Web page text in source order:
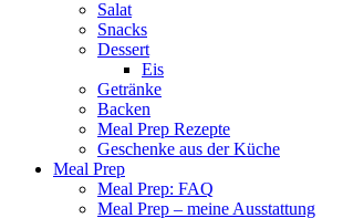
Salat
Snacks
Dessert
Eis
Getränke
Backen
Meal Prep Rezepte
Geschenke aus der Küche
Meal Prep
Meal Prep: FAQ
Meal Prep – meine Ausstattung